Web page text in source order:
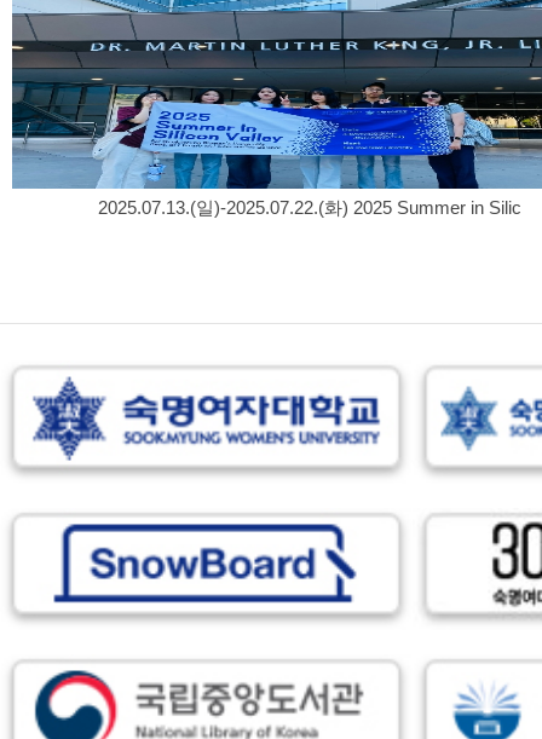
2025.07.13.(일)-2025.07.22.(화) 2025 Summer in Silic